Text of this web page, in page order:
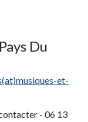
Du
et-
- 06 13